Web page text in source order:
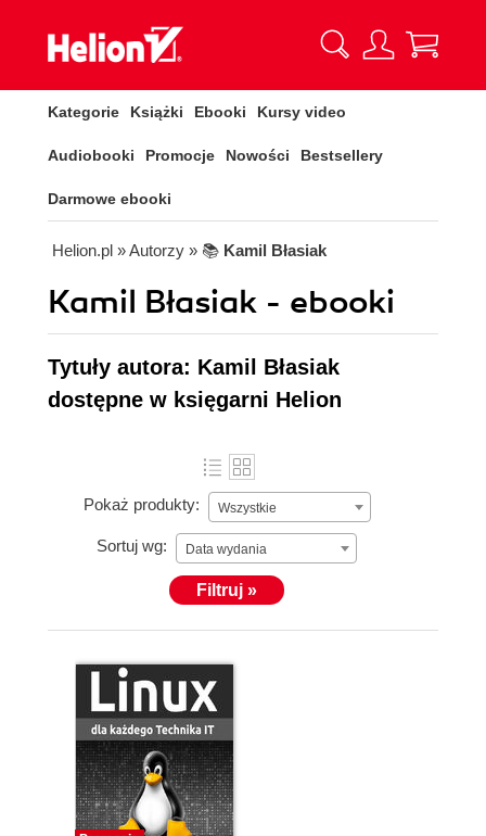
Kategorie Książki Ebooki Kursy video
Audiobooki Promocje Nowości Bestsellery
Darmowe ebooki
Helion.pl » Autorzy » 📚 Kamil Błasiak
Kamil Błasiak - ebooki
Tytuły autora: Kamil Błasiak
dostępne w księgarni Helion
Pokaż produkty: Wszystkie
Sortuj wg: Data wydania
Filtruj »